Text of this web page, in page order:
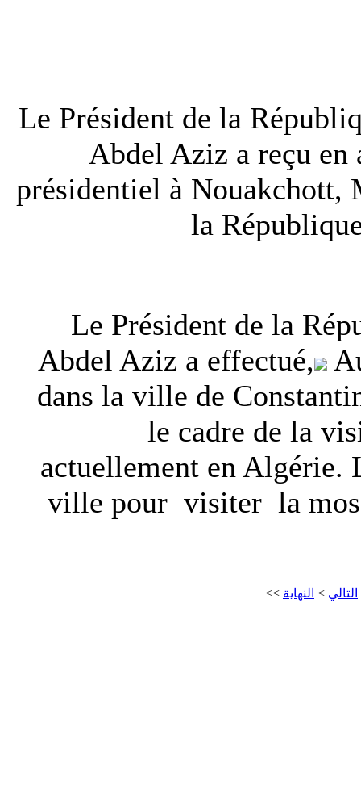
Le Président de la
Abdel Aziz a reçu en
présidentiel à
la
Le Président de la
Abdel Aziz a effectué,
dans la ville de
le cadre de la
actuellement en
ville pour visiter la
التالي > النهاية >>